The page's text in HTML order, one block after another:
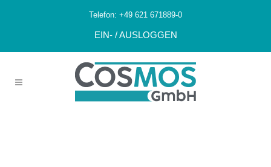
Telefon: +49 621 671889-0
EIN- / AUSLOGGEN